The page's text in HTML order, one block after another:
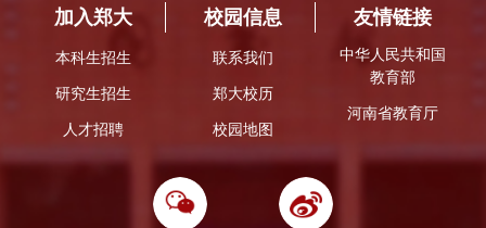
加入郑大
本科生招生
研究生招生
人才招聘
校园信息
联系我们
郑大校历
校园地图
友情链接
中华人民共和国
教育部
河南省教育厅